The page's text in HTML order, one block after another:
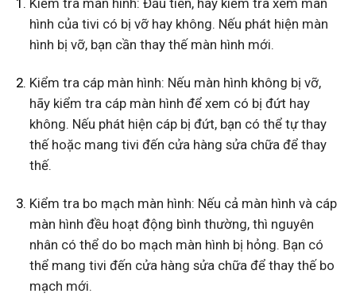
Kiểm tra màn hình: Đầu tiên, hãy kiểm tra xem màn
hình của tivi có bị vỡ hay không. Nếu phát hiện màn
hình bị vỡ, bạn cần thay thế màn hình mới.
Kiểm tra cáp màn hình: Nếu màn hình không bị vỡ,
hãy kiểm tra cáp màn hình để xem có bị đứt hay
không. Nếu phát hiện cáp bị đứt, bạn có thể tự thay
thế hoặc mang tivi đến cửa hàng sửa chữa để thay
thế.
Kiểm tra bo mạch màn hình: Nếu cả màn hình và cáp
màn hình đều hoạt động bình thường, thì nguyên
nhân có thể do bo mạch màn hình bị hỏng. Bạn có
thể mang tivi đến cửa hàng sửa chữa để thay thế bo
mạch mới.